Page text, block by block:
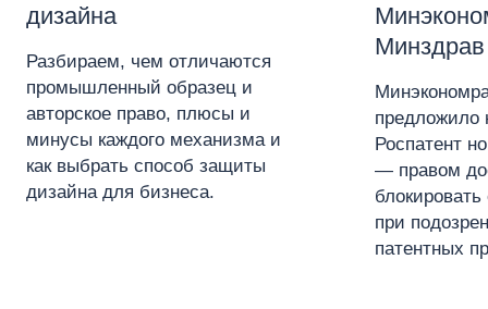
дизайна
Разбираем, чем отличаются
промышленный образец и
авторское право, плюсы и
минусы каждого механизма и
как выбрать способ защиты
дизайна для бизнеса.
Минздрав
предложило
Роспатент
— правом
блокировать
при
патентных